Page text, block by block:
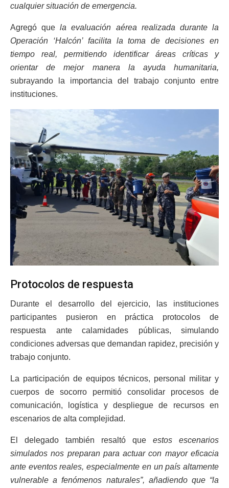
cualquier situación de emergencia.
Agregó quela evaluación aérea realizada durante la
Operación ‘Halcón’ facilita la toma de decisiones en
tiempo real, permitiendo identificar áreas críticas y
orientar de mejor manera la ayuda humanitaria,
subrayando la importancia del trabajo conjunto entre
instituciones.
Protocolos de respuesta
Durante el desarrollo del ejercicio, las instituciones
participantes pusieron en práctica protocolos de
respuesta ante calamidades públicas, simulando
condiciones adversas que demandan rapidez, precisión y
trabajo conjunto.
La participación de equipos técnicos, personal militar y
cuerpos de socorro permitió consolidar procesos de
comunicación, logística y despliegue de recursos en
escenarios de alta complejidad.
El delegado también resaltó que estos escenarios
simulados nos preparan para actuar con mayor eficacia
ante eventos reales, especialmente en un país altamente
vulnerable a fenómenos naturales”, añadiendo que “la